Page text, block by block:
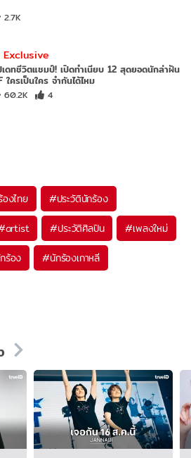
2.7K
Exclusive
ดทชีวิตแชมป์! เปิดทำเนียบ 12 สุดยอดนักล่าฝัน
ใครเป็นใคร จำกันได้ไหม
60.2K 4
งไทย #ประวัตินักร้อง
artist #ประวัติศิลปิน #เพลงใหม่
ร้อง #นักร้องเกาหลี